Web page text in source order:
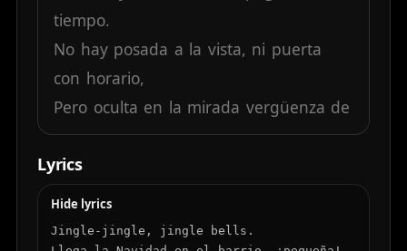
tiempo.
No hay posada a la vista, ni puerta
con horario,
Pero oculta en la mirada vergüenza de
parvulario.
Si llaman
el
corazón,
Tu risa —manta clara— me
Lyrics
Hide lyrics
Jingle-jingle, jingle bells.